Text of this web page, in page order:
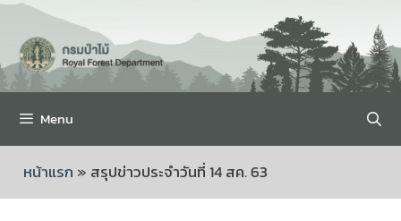
Menu
หน้าแรก » สรุปข่าวประจำวันที่ 14 สค. 63